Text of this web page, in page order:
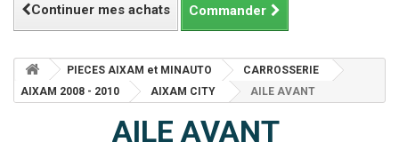
Continuer mes achats Commander
PIECES AIXAM et MINAUTO
CARROSSERIE
AIXAM 2008 - 2010
AIXAM CITY AILE AVANT
AILE AVANT